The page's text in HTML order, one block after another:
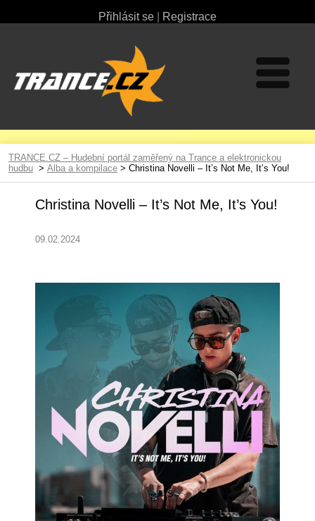
Přihlásit se Registrace
TRANCE.CZ – Hudební portál zaměřený na Trance a elektronickou
hudbu > Alba a kompilace > Christina Novelli – It’s Not Me, It’s You!
Christina Novelli – It’s Not Me, It’s You!
09.02.2024